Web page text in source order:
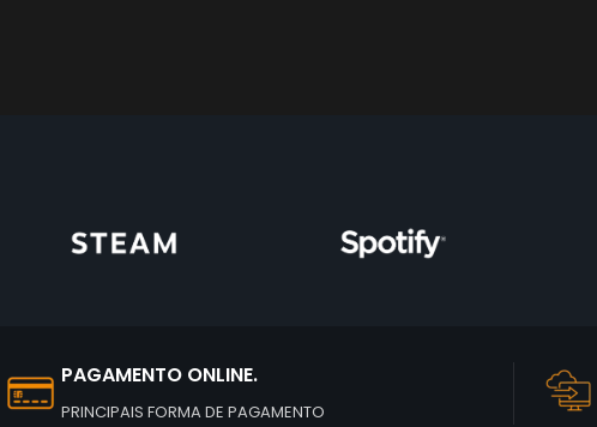
PAGAMENTO ONLINE.
PRINCIPAIS FORMA DE PAGAMENTO